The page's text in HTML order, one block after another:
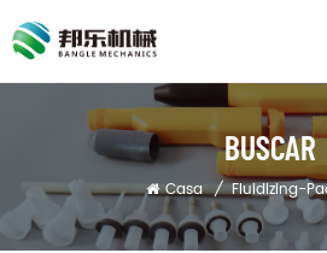
BUSCAR
Casa / Fluidizing-